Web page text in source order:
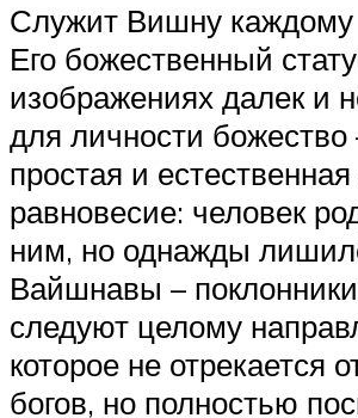
Служит Вишну каждому
Его божественный
изображениях далек и
для личности
простая и
равновесие: человек
ним, но однажды
Вайшнавы –
следуют целому
которое не отрекается
богов, но полностью